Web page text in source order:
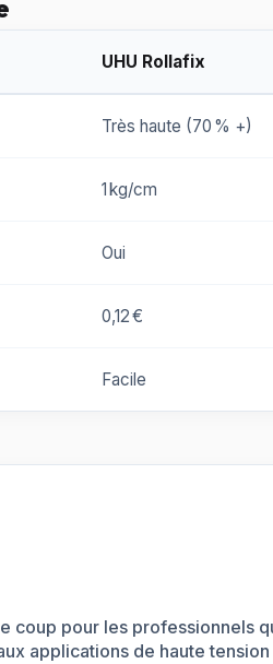
UHU Rollafix
Très haute (70 % +)
1 kg/cm
Oui
0,12 €
Facile
coup pour les professionnels
applications de haute